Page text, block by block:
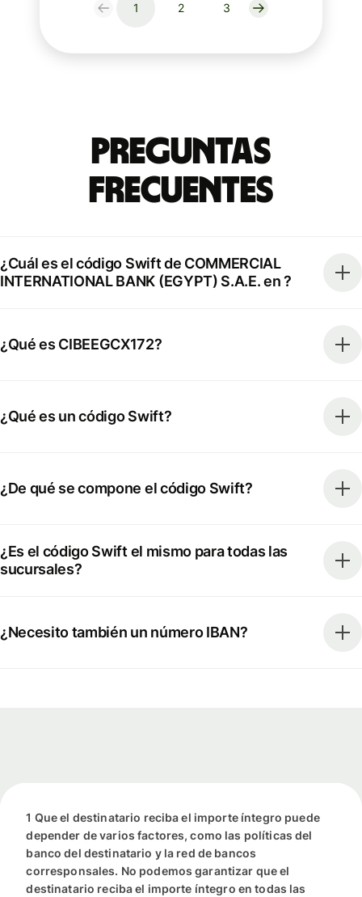
1 2 3
Preguntas
Frecuentes
¿Cuál es el código Swift de COMMERCIAL
INTERNATIONAL BANK (EGYPT) S.A.E. en ?
¿Qué es CIBEEGCX172?
¿Qué es un código Swift?
¿De qué se compone el código Swift?
¿Es el código Swift el mismo para todas las
sucursales?
¿Necesito también un número IBAN?
1 Que el destinatario reciba el importe íntegro puede
depender de varios factores, como las políticas del
banco del destinatario y la red de bancos
corresponsales. No podemos garantizar que el
destinatario reciba el importe íntegro en todas las